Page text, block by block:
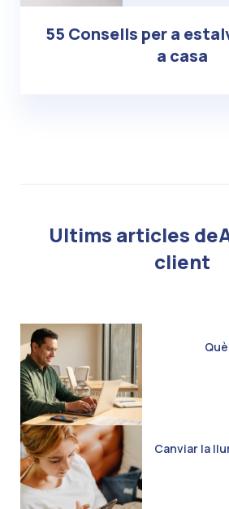
55 Consells per a
a casa
Ultims articles
client
Canviar la